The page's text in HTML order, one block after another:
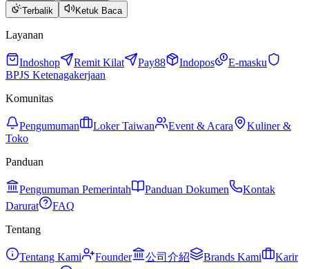
Terbalik Ketuk Baca
Layanan
Indoshop Remit Kilat Pay88 Indopos
E-masku
BPJS Ketenagakerjaan
Komunitas
Pengumuman Loker Taiwan Event & Acara
Kuliner &
Toko
Panduan
Pengumuman Pemerintah Panduan Dokumen
Kontak
Darurat
FAQ
Tentang
Tentang Kami Founder 公司介紹 Brands Kami Karir